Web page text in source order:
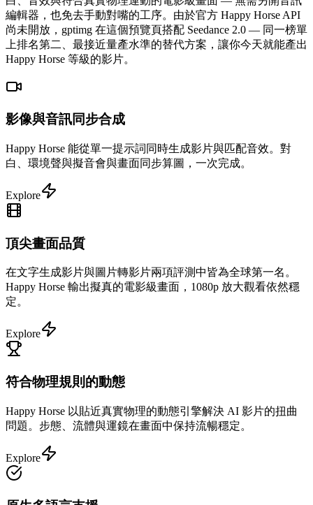
編輯器，也免去手動對嘴的工序。由於官方 Happy Horse API
尚未開放，gptimg 在這個預覽頁搭配 Seedance 2.0 — 同一榜單
上排名第二、最接近量產水準的替代方案，讓你今天就能產出
Happy Horse 等級的影片。
影像與音訊同步合成
Happy Horse 能從單一提示詞同時生成影片與匹配音效。對
白、環境聲與擬音會與畫面同步算圖，一次完成。
Explore
頂尖畫面品質
在文字生成影片與圖片轉影片兩項評測中皆為全球第一名。
Happy Horse 輸出擬真的電影級畫面，1080p 放大觀看依然穩
定。
Explore
符合物理規則的動態
Happy Horse 以貼近真實物理的動態引擎解決 AI 影片的扭曲
問題。步態、流體與運鏡在畫面中保持流暢穩定。
Explore